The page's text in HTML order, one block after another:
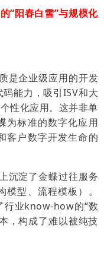
“阳春白雪”与规模化
是企业级应用的开发
能力，吸引ISV和大
性化应用。这并非单
为标准的数字化应用
客户数字开发生命的
沉淀了金蝶过往服务
型、流程模板）。
行业know-how的“数
，构成了难以被纯技